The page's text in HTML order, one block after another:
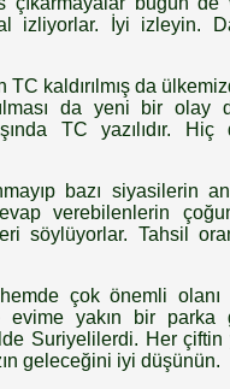
izliyorlar. İyi izleyin.
kaldırılmış da
da yeni bir olay
TC yazılıdır.
bazı siyasilerin
verebilenlerin
söylüyorlar. Tahsil
çok önemli
evime yakın bir parka
Suriyelilerdi. Her
geleceğini iyi düşünün.